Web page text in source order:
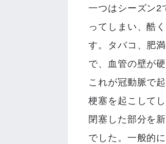
一つはシーズン2
ってしまい、酷
す。タバコ、肥
で、血管の壁が
これが冠動脈で
梗塞を起こして
閉塞した部分を
でした。一般的